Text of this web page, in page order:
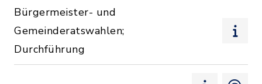
Bürgermeister- und
Gemeinderatswahlen;
Durchführung